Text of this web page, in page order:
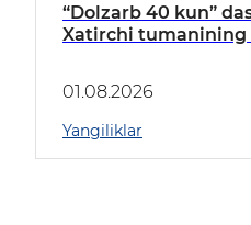
“Dolzarb 40 kun”
Xatirchi tumanining
borildi
01.08.2026
Yangiliklar